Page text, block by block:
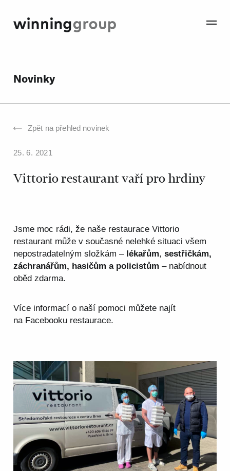
Novinky
Zpět na přehled novinek
25. 6. 2021
Vittorio restaurant vaří pro hrdiny
Jsme moc rádi, že naše restaurace Vittorio
restaurant může v současné nelehké situaci všem
nepostradatelným složkám – lékařům, sestřičkám,
záchranářům, hasičům a policistům – nabídnout
oběd zdarma.
Více informací o naší pomoci můžete najít
na Facebooku restaurace.